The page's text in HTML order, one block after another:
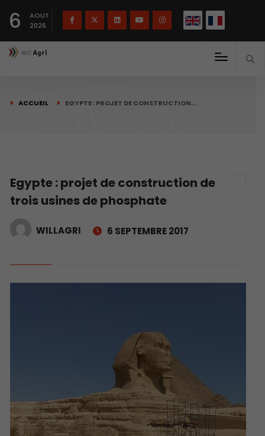
6
AOUT
2026
ACCUEIL EGYPTE : PROJET DE CONSTRUCTION…
Egypte : projet de construction de
trois usines de phosphate
WILLAGRI 6 SEPTEMBRE 2017
Français English(English)